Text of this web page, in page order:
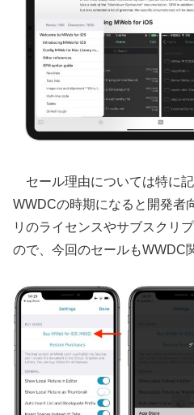
セール理由については特に記
WWDCの時期になると開発者
リのライセンスやサブスクリ
ので、今回のセールもWWDC